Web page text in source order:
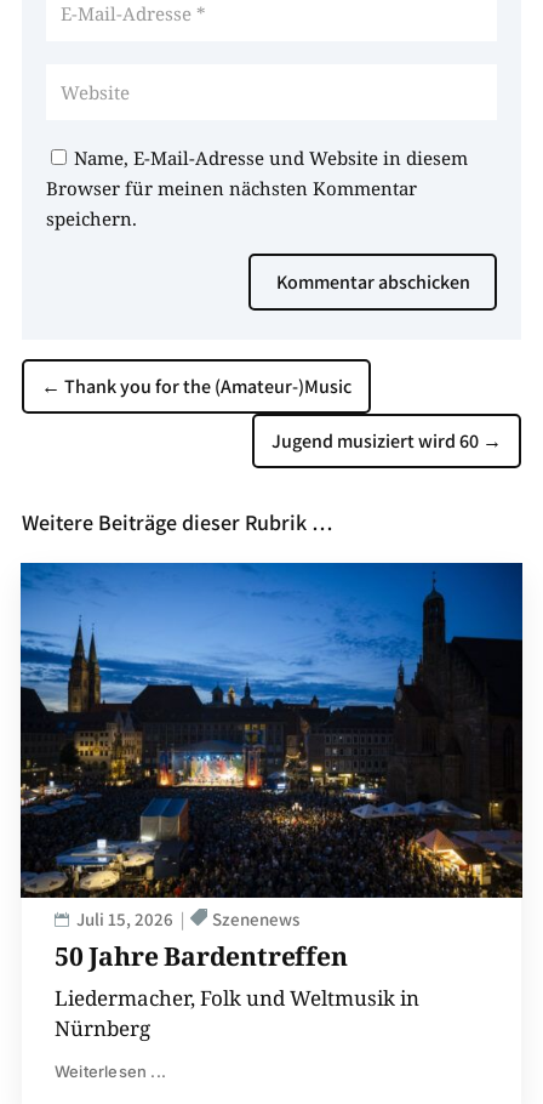
Name, E-Mail-Adresse und Website in diesem
Browser für meinen nächsten Kommentar
speichern.
Kommentar abschicken
← Thank you for the (Amateur-)Music
Jugend musiziert wird 60 →
Weitere Beiträge dieser Rubrik …
50 Jahre Bardentreffen
Juli 15, 2026 Szenenews
Liedermacher, Folk und Weltmusik in
Nürnberg
Weiterlesen ...